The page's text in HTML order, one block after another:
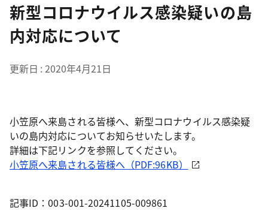
新型コロナウイルス感染疑いの島
内対応について
更新日 2020年4月21日
小笠原へ来島される皆様へ、新型コロナウイルス感染疑
いの島内対応についてお知らせいたします。
詳細は下記リンクを参照してください。
小笠原へ来島される皆様へ（PDF:96KB）
記事ID：003-001-20241105-009861